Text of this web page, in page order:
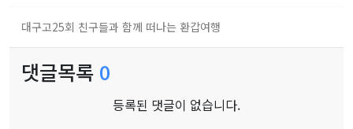
대구고25회 친구들과 함께 떠나는 환갑여행
댓글목록 0
등록된 댓글이 없습니다.